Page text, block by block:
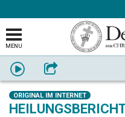
MENU
AnhörenWeiterempfehlen
ORIGINAL IM INTERNET